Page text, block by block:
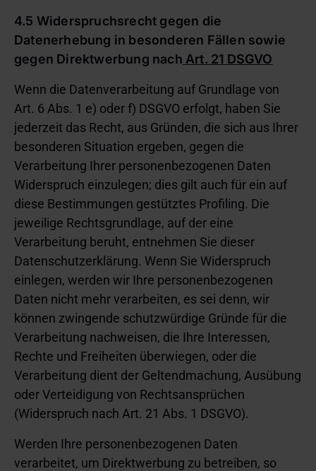
4.5 Widerspruchsrecht gegen die
Datenerhebung in besonderen Fällen sowie
gegen Direktwerbung nach Art. 21 DSGVO
Wenn die Datenverarbeitung auf Grundlage von
Art. 6 Abs. 1 e) oder f) DSGVO erfolgt, haben Sie
jederzeit das Recht, aus Gründen, die sich aus Ihrer
besonderen Situation ergeben, gegen die
Verarbeitung Ihrer personenbezogenen Daten
Widerspruch einzulegen; dies gilt auch für ein auf
diese Bestimmungen gestütztes Profiling. Die
jeweilige Rechtsgrundlage, auf der eine
Verarbeitung beruht, entnehmen Sie dieser
Datenschutzerklärung. Wenn Sie Widerspruch
einlegen, werden wir Ihre personenbezogenen
Daten nicht mehr verarbeiten, es sei denn, wir
können zwingende schutzwürdige Gründe für die
Verarbeitung nachweisen, die Ihre Interessen,
Rechte und Freiheiten überwiegen, oder die
Verarbeitung dient der Geltendmachung, Ausübung
oder Verteidigung von Rechtsansprüchen
(Widerspruch nach Art. 21 Abs. 1 DSGVO).
Werden Ihre personenbezogenen Daten
verarbeitet, um Direktwerbung zu betreiben, so